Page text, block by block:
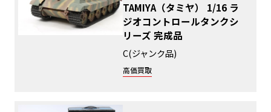
TAMIYA（タミヤ） 1/16 ラ
ジオコントロールタンクシ
リーズ 完成品
C(ジャンク品)
高価買取